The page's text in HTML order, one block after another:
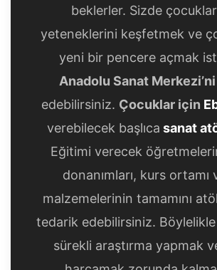
beklerler. Sizde
yeteneklerini keşfetmek ve
yeni bir pencere açmak
Anadolu Sanat Merkezi’ni
edebilirsiniz. Çocuklar için
verebilecek başlıca sanat
Eğitimi verecek
donanımları, kurs ortamı
malzemelerinin tamamını
tedarik edebilirsiniz.
sürekli araştırma yapmak